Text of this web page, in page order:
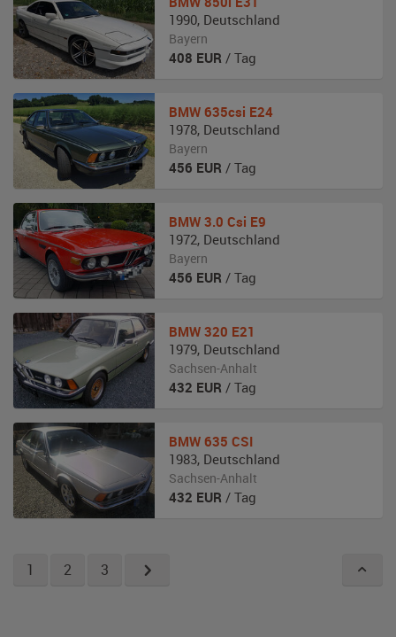
1990, Deutschland
Bayern
408 EUR / Tag
BMW 635csi E24
1978, Deutschland
Bayern
456 EUR / Tag
BMW 3.0 Csi E9
1972, Deutschland
Bayern
456 EUR / Tag
BMW 320 E21
1979, Deutschland
Sachsen-Anhalt
432 EUR / Tag
BMW 635 CSI
1983, Deutschland
Sachsen-Anhalt
432 EUR / Tag
1 2 3